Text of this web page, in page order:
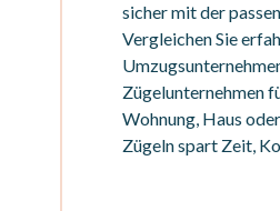
sicher mit der
Vergleichen Sie
Zügelunternehmen
Wohnung, Haus
Zügeln spart Zeit,